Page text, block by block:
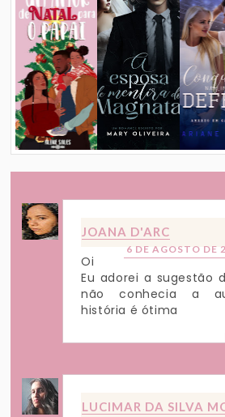
JOANA D'ARC
6 DE AGOSTO DE
Oi
Eu adorei a sugestão
não conhecia a
história é ótima
LUCIMAR DA SILVA